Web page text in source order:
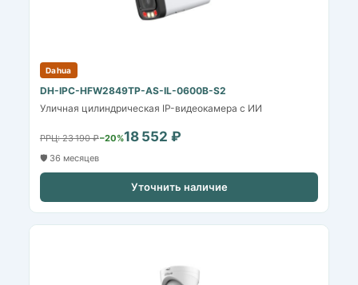
Dahua
DH-IPC-HFW2849TP-AS-IL-0600B-S2
Уличная цилиндрическая IP-видеокамера с ИИ
РРЦ: 23 190 ₽−20%18 552 ₽
🛡️ 36 месяцев
Уточнить наличие